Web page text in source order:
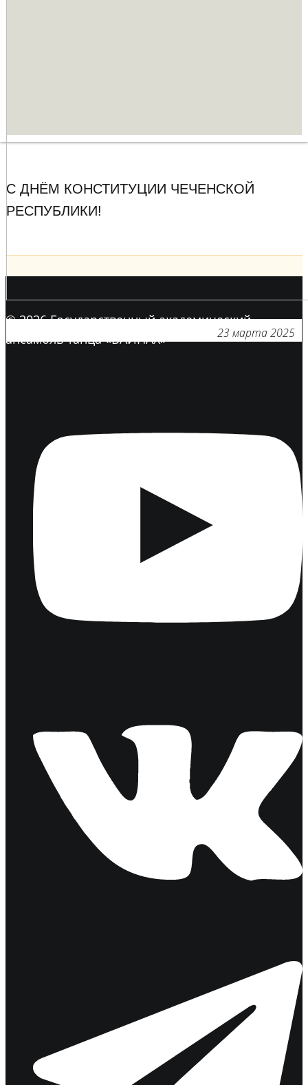
23 марта 2025
С ДНЁМ КОНСТИТУЦИИ ЧЕЧЕНСКОЙ
РЕСПУБЛИКИ!
© 2026 Государственный академический
ансамбль танца «ВАЙНАХ»